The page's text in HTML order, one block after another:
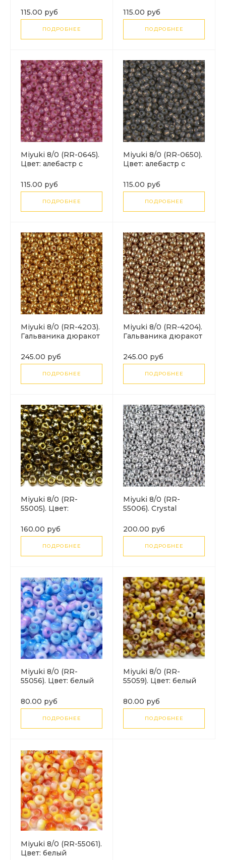
отделкой цвета
лосося (Dyed Salmon
Silver Lined
Alabaster).
115.00 руб
ПОДРОБНЕЕ
алебастр с
серебряной
подкладкой (Dyed
Pink Silver Lined
115.00 руб
ПОДРОБНЕЕ
Miyuki 8/0 (RR-0645).
Цвет: алебастр с
отделкой темно
розовый (Dyed
Dk.Rose S/L
Alabaster).
115.00 руб
ПОДРОБНЕЕ
Miyuki 8/0 (RR-0650).
Цвет: алебастр с
отделкой серый
(Dyed Rustic Grey
Silver Lined
Alabaster).
115.00 руб
ПОДРОБНЕЕ
Miyuki 8/0 (RR-4203).
Гальваника дюракот
(Duracoat Galvanized
Yellow Gold).
245.00 руб
ПОДРОБНЕЕ
Miyuki 8/0 (RR-4204).
Гальваника дюракот
(Duracoat Galvanized
Champagne).
245.00 руб
ПОДРОБНЕЕ
Miyuki 8/0 (RR-
55005). Цвет:
(Crystal Amber).
160.00 руб
ПОДРОБНЕЕ
Miyuki 8/0 (RR-
55006). Crystal
200.00 руб
ПОДРОБНЕЕ
Miyuki 8/0 (RR-
55056). Цвет: белый
сиреневым и синим
80.00 руб
ПОДРОБНЕЕ
Miyuki 8/0 (RR-
55059). Цвет: белый
желтым и
коричневым
80.00 руб
ПОДРОБНЕЕ
Miyuki 8/0 (RR-55061).
Цвет: белый